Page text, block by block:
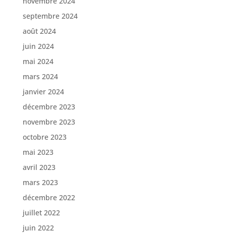
septembre 2024
août 2024
juin 2024
mai 2024
mars 2024
janvier 2024
décembre 2023
novembre 2023
octobre 2023
mai 2023
avril 2023
mars 2023
décembre 2022
juillet 2022
juin 2022